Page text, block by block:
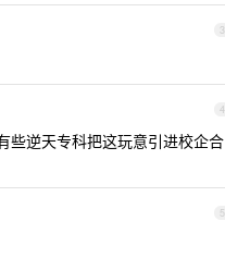
3
4
些逆天专科把这玩意引进校企合
5